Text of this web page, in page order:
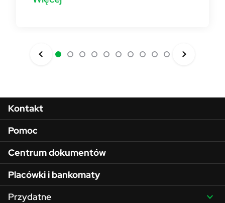
Menu w stopce
Kontakt
Pomoc
Centrum dokumentów
Placówki i bankomaty
Przydatne